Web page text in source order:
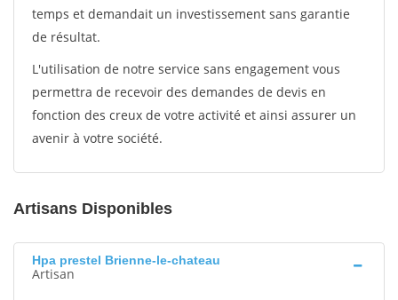
temps et demandait un investissement sans garantie
de résultat.
L'utilisation de notre service sans engagement vous
permettra de recevoir des demandes de devis en
fonction des creux de votre activité et ainsi assurer un
avenir à votre société.
Artisans Disponibles
Hpa prestel Brienne-le-chateau
Artisan